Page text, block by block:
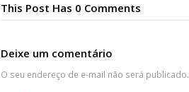
This Post Has 0 Comments
Deixe um comentário
O seu endereço de e-mail não será publicado.